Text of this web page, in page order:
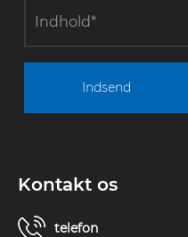
Indsend
Kontakt os
telefon